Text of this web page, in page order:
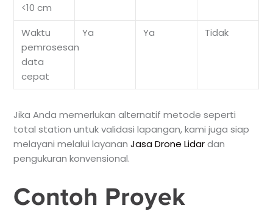
<10 cm
Waktu
pemrosesan
data
cepat
Ya Ya Tidak
Jika Anda memerlukan alternatif metode seperti
total station untuk validasi lapangan, kami juga siap
melayani melalui layananJasa Drone Lidardan
pengukuran konvensional.
Contoh Proyek